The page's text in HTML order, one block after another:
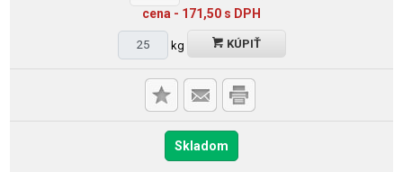
cena - 171,50 s DPH
kg KÚPIŤ
Skladom